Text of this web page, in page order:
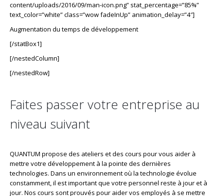
content/uploads/2016/09/man-icon.png” stat_percentage=”85%”
text_color=”white” class=”wow fadeInUp” animation_delay=”4″]
Augmentation du temps de développement
[/statBox1]
[/nestedColumn]
[/nestedRow]
Faites passer votre entreprise au
niveau suivant
QUANTUM propose des ateliers et des cours pour vous aider à
mettre votre développement à la pointe des dernières
technologies. Dans un environnement où la technologie évolue
constamment, il est important que votre personnel reste à jour et à
jour. Nos cours sont prouvés pour aider vos employés à se mettre